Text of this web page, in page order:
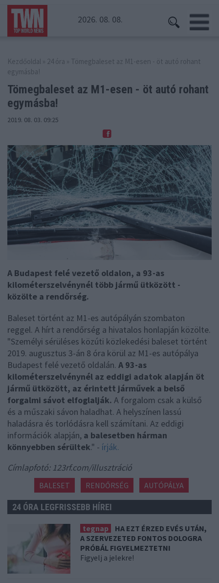
2026. 08. 08.
Kezdőoldal » 24 óra » Tömegbaleset az M1-esen - öt autó rohant
egymásba!
Tömegbaleset az M1-esen - öt autó rohant
egymásba!
2019. 08. 03. 09:25
A Budapest felé vezető oldalon, a 93-as
kilométerszelvénynél több jármű ütközött -
közölte a rendőrség.
Baleset történt az M1-es autópályán szombaton
reggel. A hírt a rendőrség a hivatalos honlapján közölte.
"Személyi sérüléses közúti közlekedési baleset történt
2019. augusztus 3-án 8 óra körül az M1-es autópálya
Budapest felé vezető oldalán. A 93-as
kilométerszelvénynél az eddigi adatok alapján öt
jármű ütközött, az érintett járművek a belső
forgalmi sávot elfoglalják. A forgalom csak a külső
és a műszaki sávon haladhat. A helyszínen lassú
haladásra és torlódásra kell számítani. Az eddigi
információk alapján, a balesetben hárman
könnyebben sérültek." - írják.
Címlapfotó: 123rf.com/illusztráció
BALESET RENDŐRSÉG AUTÓPÁLYA
24 ÓRA LEGFRISSEBB HÍREI
tegnap
HA EZT ÉRZED EVÉS UTÁN,
A SZERVEZETED FONTOS DOLOGRA
PRÓBÁL FIGYELMEZTETNI
Figyelj a jelekre!